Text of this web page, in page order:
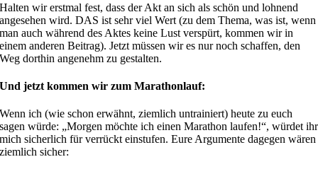
Halten wir erstmal fest, dass der Akt an sich als schön und lohnend
angesehen wird. DAS ist sehr viel Wert (zu dem Thema, was ist, wenn
man auch während des Aktes keine Lust verspürt, kommen wir in
einem anderen Beitrag). Jetzt müssen wir es nur noch schaffen, den
Weg dorthin angenehm zu gestalten.
Und jetzt kommen wir zum Marathonlauf:
Wenn ich (wie schon erwähnt, ziemlich untrainiert) heute zu euch
sagen würde: „Morgen möchte ich einen Marathon laufen!“, würdet ihr
mich sicherlich für verrückt einstufen. Eure Argumente dagegen wären
ziemlich sicher: